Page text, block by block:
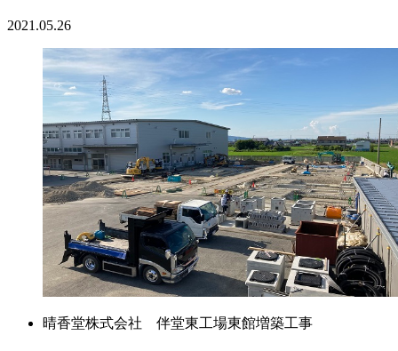
2021.05.26
晴香堂株式会社 伴堂東工場東館増築工事